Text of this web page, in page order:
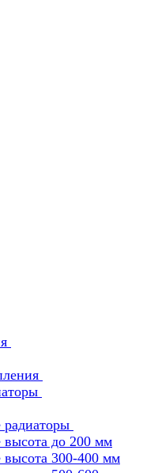
радиаторы
высота до 200 мм
высота 300-400 мм